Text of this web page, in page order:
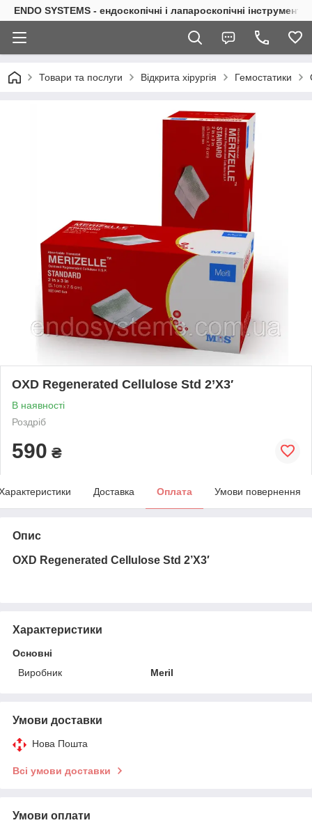
ENDO SYSTEMS - ендоскопічні і лапароскопічні інструменти
Товари та послуги Відкрита хірургія Гемостатики
OXD Regenerated Cellulose Std 2’X3′
В наявності
Роздріб
590 ₴
Доставка Оплата Умови повернення
Опис
OXD Regenerated Cellulose Std 2’X3′
Характеристики
Основні
Виробник
Meril
Умови доставки
Нова Пошта
Всі умови доставки
Умови оплати